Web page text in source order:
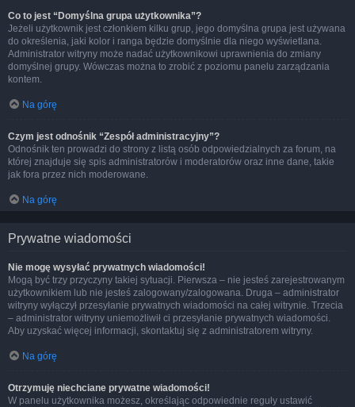
Co to jest “Domyślna grupa użytkownika”?
Jeżeli użytkownik jest członkiem kilku grup, jego domyślna grupa jest używana
do określenia, jaki kolor i ranga będzie domyślnie dla niego wyświetlana.
Administrator witryny może nadać użytkownikowi uprawnienia do zmiany
domyślnej grupy. Wówczas można to zrobić z poziomu panelu zarządzania
kontem.
Na górę
Czym jest odnośnik “Zespół administracyjny”?
Odnośnik ten prowadzi do strony z listą osób odpowiedzialnych za forum, na
której znajduje się spis administratorów i moderatorów oraz inne dane, takie
jak fora przez nich moderowane.
Na górę
Prywatne wiadomości
Nie mogę wysyłać prywatnych wiadomości!
Mogą być trzy przyczyny takiej sytuacji. Pierwsza – nie jesteś zarejestrowanym
użytkownikiem lub nie jesteś zalogowany/zalogowana. Druga – administrator
witryny wyłączył przesyłanie prywatnych wiadomości na całej witrynie. Trzecia
– administrator witryny uniemożliwił ci przesyłanie prywatnych wiadomości.
Aby uzyskać więcej informacji, skontaktuj się z administratorem witryny.
Na górę
Otrzymuję niechciane prywatne wiadomości!
W panelu użytkownika możesz, określając odpowiednie reguły ustawić